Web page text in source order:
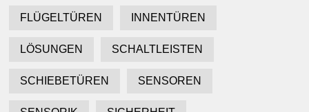
FLÜGELTÜREN INNENTÜREN
LÖSUNGEN SCHALTLEISTEN
SCHIEBETÜREN SENSOREN